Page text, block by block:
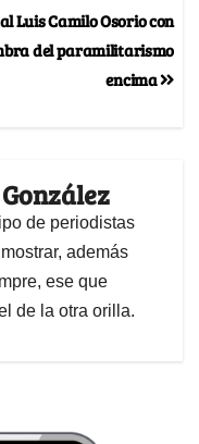
Luis Camilo Osorio con
del paramilitarismo
encima
de periodistas
además
ese que
de la otra orilla.